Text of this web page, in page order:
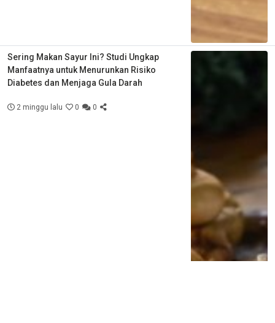
Sering Makan Sayur Ini? Studi Ungkap
Manfaatnya untuk Menurunkan Risiko
Diabetes dan Menjaga Gula Darah
2 minggu lalu 0 0